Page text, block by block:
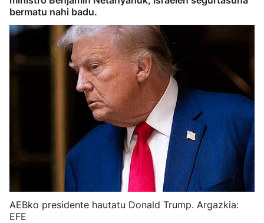
bermatu nahi badu.
AEBko presidente hautatu Donald Trump. Argazkia:
EFE